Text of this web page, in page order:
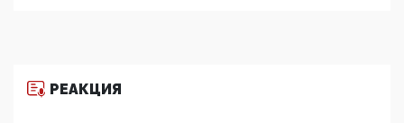
11:53, 09 Июня 2026
РЕАКЦИЯ